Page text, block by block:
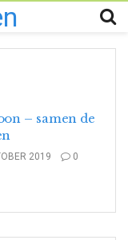
– samen de
2019 0